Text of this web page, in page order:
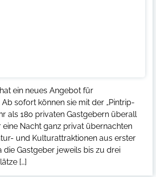
ein neues Angebot für
sofort können sie mit der „Pintrip-
als 180 privaten Gastgebern überall
eine Nacht ganz privat übernachten
und Kulturattraktionen aus erster
die Gastgeber jeweils bis zu drei
[…]